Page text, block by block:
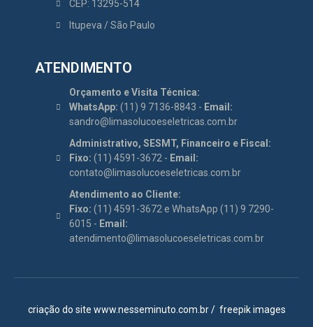
CEP: 13295-514
Itupeva / São Paulo
ATENDIMENTO
Orçamento e Visita Técnica:
WhatsApp: (11) 9 7136-8843 - Email:
sandro@limasolucoeseletricas.com.br
Administrativo, SESMT, Financeiro e Fiscal:
Fixo: (11) 4591-3672 - Email:
contato@limasolucoeseletricas.com.br
Atendimento ao Cliente:
Fixo: (11) 4591-3672 e WhatsApp (11) 9 7290-
6015 - Email:
atendimento@limasolucoeseletricas.com.br
criação do site www.nesseminuto.com.br/ freepik images